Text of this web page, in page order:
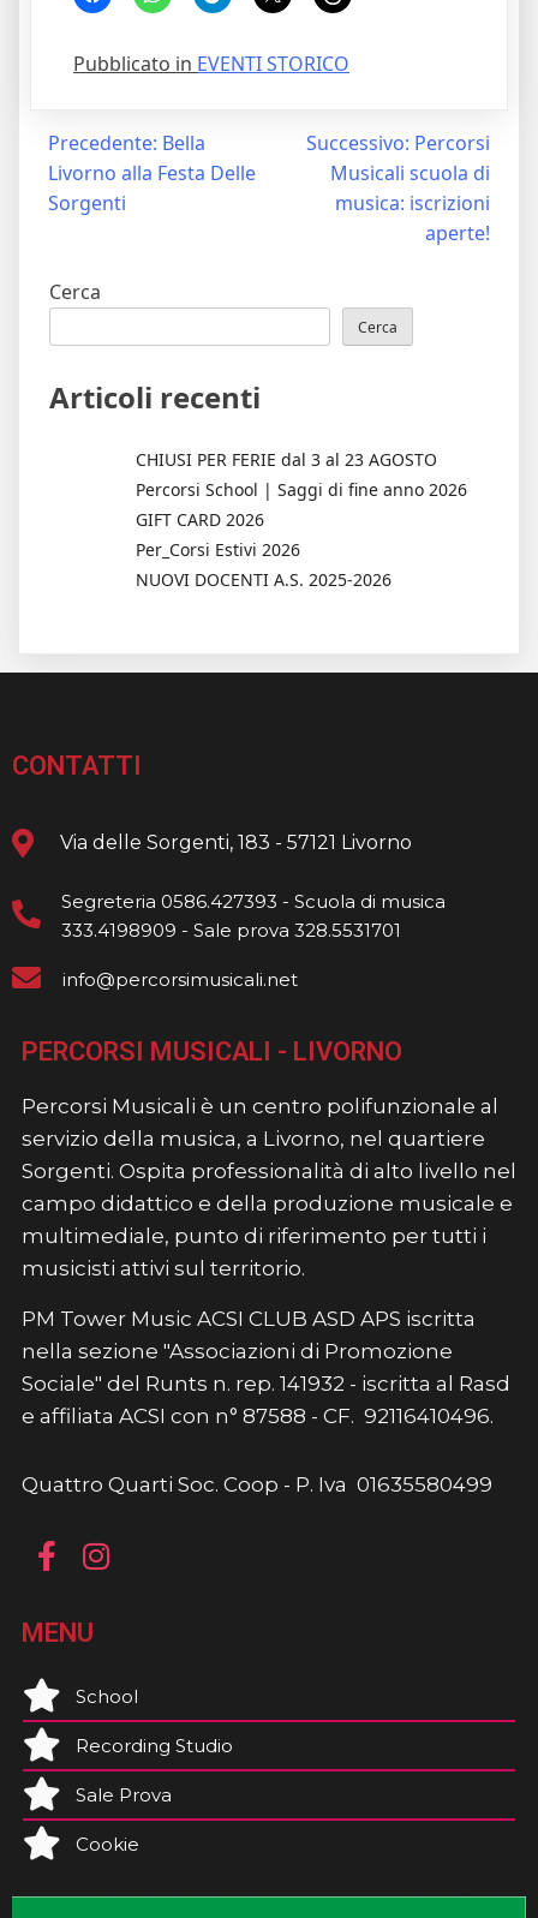
Pubblicato in EVENTI STORICO
Navigazione
articoli
Precedente: Bella
Livorno alla Festa Delle
Sorgenti
Successivo: Percorsi
Musicali scuola di
musica: iscrizioni
aperte!
Cerca
Cerca
Articoli recenti
CHIUSI PER FERIE dal 3 al 23 AGOSTO
Percorsi School | Saggi di fine anno 2026
GIFT CARD 2026
Per_Corsi Estivi 2026
NUOVI DOCENTI A.S. 2025-2026
CONTATTI
Via delle Sorgenti, 183 - 57121 Livorno
Segreteria 0586.427393 - Scuola di musica
333.4198909 - Sale prova 328.5531701
info@percorsimusicali.net
PERCORSI MUSICALI - LIVORNO
Percorsi Musicali è un centro polifunzionale al
servizio della musica, a Livorno, nel quartiere
Sorgenti. Ospita professionalità di alto livello nel
campo didattico e della produzione musicale e
multimediale, punto di riferimento per tutti i
musicisti attivi sul territorio.
PM Tower Music ACSI CLUB ASD APS iscritta
nella sezione "Associazioni di Promozione
Sociale" del Runts n. rep. 141932 - iscritta al Rasd
e affiliata ACSI con n° 87588 - CF. 92116410496.
Quattro Quarti Soc. Coop - P. Iva 01635580499
MENU
School
Recording Studio
Sale Prova
Cookie